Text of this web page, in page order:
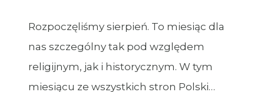
Rozpoczęliśmy sierpień. To miesiąc dla
nas szczególny tak pod względem
religijnym, jak i historycznym. W tym
miesiącu ze wszystkich stron Polski…